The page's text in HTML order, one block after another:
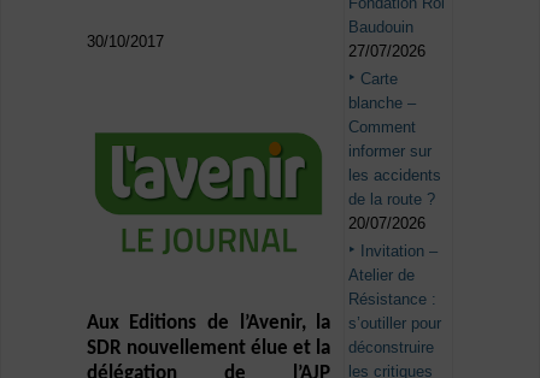
30/10/2017
Aux Editions de l’Avenir, la
SDR nouvellement élue et la
Baudouin
27/07/2026
Carte
blanche –
Comment
informer sur
les accidents
de la route ?
20/07/2026
Invitation –
Atelier de
Résistance :
s’outiller pour
déconstruire
les critiques